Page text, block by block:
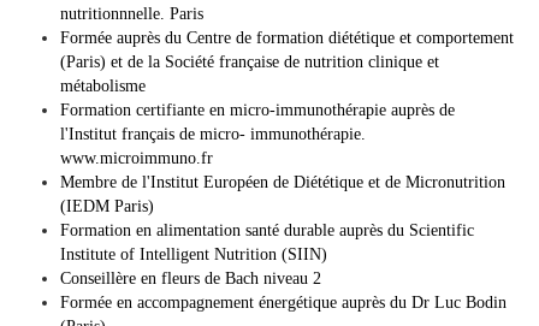
nutritionnnelle. Paris
Formée auprès du Centre de formation diététique et comportement
(Paris) et de la Société française de nutrition clinique et
métabolisme
Formation certifiante en micro-immunothérapie auprès de
l'Institut français de micro- immunothérapie.
www.microimmuno.fr
Membre de l'Institut Européen de Diététique et de Micronutrition
(IEDM Paris)
Formation en alimentation santé durable auprès du Scientific
Institute of Intelligent Nutrition (SIIN)
Conseillère en fleurs de Bach niveau 2
Formée en accompagnement énergétique auprès du Dr Luc Bodin